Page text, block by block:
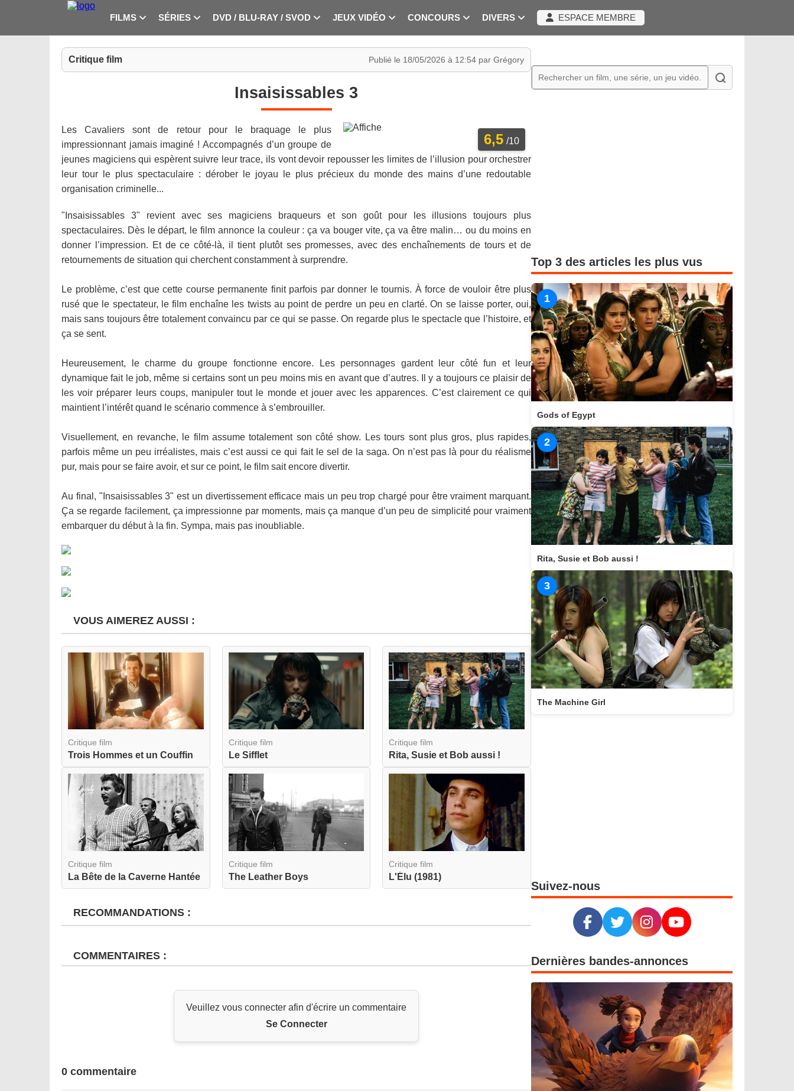
FILMS SÉRIES DVD / BLU-RAY / SVOD JEUX VIDÉO CONCOURS DIVERS ESPACE MEMBRE
Critique film Publié le 18/05/2026 à 12:54 par Grégory
Insaisissables 3
6,5 /10
Les Cavaliers sont de retour pour le braquage le plus
impressionnant jamais imaginé ! Accompagnés d’un groupe de
jeunes magiciens qui espèrent suivre leur trace, ils vont devoir repousser les limites de l’illusion pour orchestrer
leur tour le plus spectaculaire : dérober le joyau le plus précieux du monde des mains d’une redoutable
organisation criminelle...
"Insaisissables 3" revient avec ses magiciens braqueurs et son goût pour les illusions toujours plus
spectaculaires. Dès le départ, le film annonce la couleur : ça va bouger vite, ça va être malin… ou du moins en
donner l’impression. Et de ce côté-là, il tient plutôt ses promesses, avec des enchaînements de tours et de
retournements de situation qui cherchent constamment à surprendre.
Le problème, c’est que cette course permanente finit parfois par donner le tournis. À force de vouloir être plus
rusé que le spectateur, le film enchaîne les twists au point de perdre un peu en clarté. On se laisse porter, oui,
mais sans toujours être totalement convaincu par ce qui se passe. On regarde plus le spectacle que l’histoire, et
ça se sent.
Heureusement, le charme du groupe fonctionne encore. Les personnages gardent leur côté fun et leur
dynamique fait le job, même si certains sont un peu moins mis en avant que d’autres. Il y a toujours ce plaisir de
les voir préparer leurs coups, manipuler tout le monde et jouer avec les apparences. C’est clairement ce qui
maintient l’intérêt quand le scénario commence à s’embrouiller.
Visuellement, en revanche, le film assume totalement son côté show. Les tours sont plus gros, plus rapides,
parfois même un peu irréalistes, mais c’est aussi ce qui fait le sel de la saga. On n’est pas là pour du réalisme
pur, mais pour se faire avoir, et sur ce point, le film sait encore divertir.
Au final, "Insaisissables 3" est un divertissement efficace mais un peu trop chargé pour être vraiment marquant.
Ça se regarde facilement, ça impressionne par moments, mais ça manque d’un peu de simplicité pour vraiment
embarquer du début à la fin. Sympa, mais pas inoubliable.
VOUS AIMEREZ AUSSI :
Critique film
Trois Hommes et un Couffin
Critique film
Le Sifflet
Critique film
Rita, Susie et Bob aussi !
Critique film
La Bête de la Caverne Hantée
Critique film
The Leather Boys
Critique film
L'Élu (1981)
RECOMMANDATIONS :
COMMENTAIRES :
Veuillez vous connecter afin d'écrire un commentaire
Se Connecter
0 commentaire
Top 3 des articles les plus vus
1
Gods of Egypt
2
Rita, Susie et Bob aussi !
3
The Machine Girl
Suivez-nous
Dernières bandes-annonces